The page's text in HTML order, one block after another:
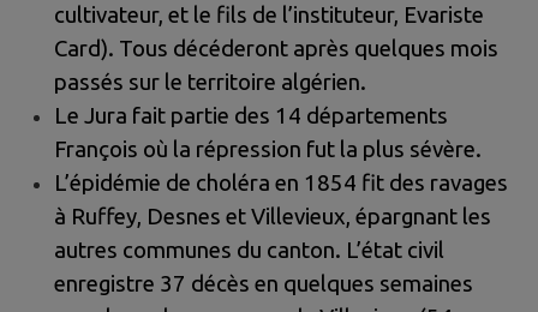
cultivateur, et le fils de l’instituteur, Evariste
Card). Tous décéderont après quelques mois
passés sur le territoire algérien.
Le Jura fait partie des 14 départements
François où la répression fut la plus sévère.
L’épidémie de choléra en 1854 fit des ravages
à Ruffey, Desnes et Villevieux, épargnant les
autres communes du canton. L’état civil
enregistre 37 décès en quelques semaines